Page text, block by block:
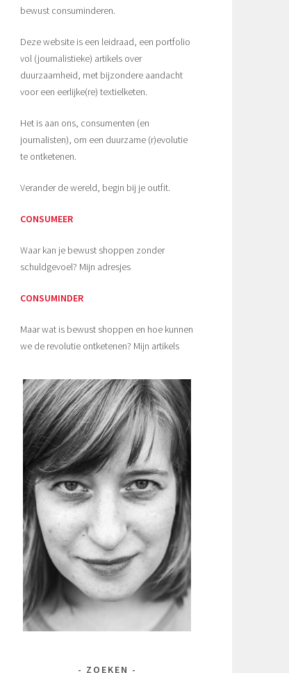
bewust consuminderen.
Deze website is een leidraad, een portfolio
vol (journalistieke) artikels over
duurzaamheid, met bijzondere aandacht
voor een eerlijke(re) textielketen.
Het is aan ons, consumenten (en
journalisten), om een duurzame (r)evolutie
te ontketenen.
Verander de wereld, begin bij je outfit.
CONSUMEER
Waar kan je bewust shoppen zonder
schuldgevoel? Mijn adresjes
CONSUMINDER
Maar wat is bewust shoppen en hoe kunnen
we de revolutie ontketenen? Mijn artikels
ZOEKEN